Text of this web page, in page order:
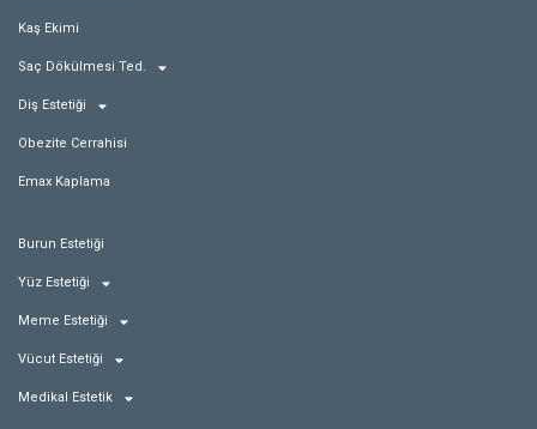
Kaş Ekimi
Saç Dökülmesi Ted.
Diş Estetiği
Obezite Cerrahisi
Emax Kaplama
Burun Estetiği
Yüz Estetiği
Meme Estetiği
Vücut Estetiği
Medikal Estetik